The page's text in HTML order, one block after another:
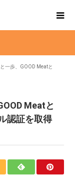
一歩、GOOD Meatと
Meatと
認証を取得